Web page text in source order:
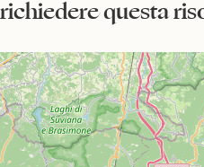
richiedere questa